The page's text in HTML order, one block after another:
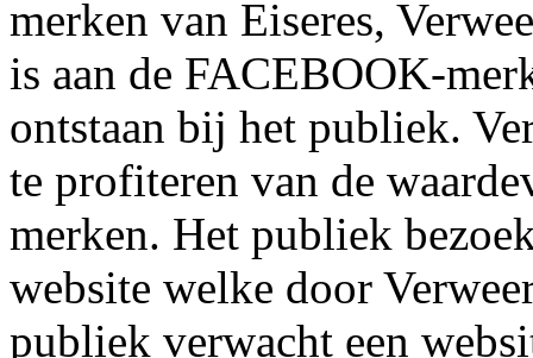
merken van Eiseres,
is aan de FACEBOOK-
ontstaan bij het publiek.
te profiteren van de
merken. Het publiek
website welke door
publiek verwacht een